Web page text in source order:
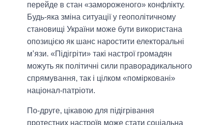
перейде в стан «замороженого» конфлікту.
Будь-яка зміна ситуації у геополітичному
становищі України може бути використана
опозицією як шанс наростити електоральні
м’язи. «Підігріти» такі настрої громадян
можуть як політичні сили праворадикального
спрямування, так і цілком «помірковані»
націонал-патріоти.
По-друге, цікавою для підігрівання
протестних настроїв може стати соціальна